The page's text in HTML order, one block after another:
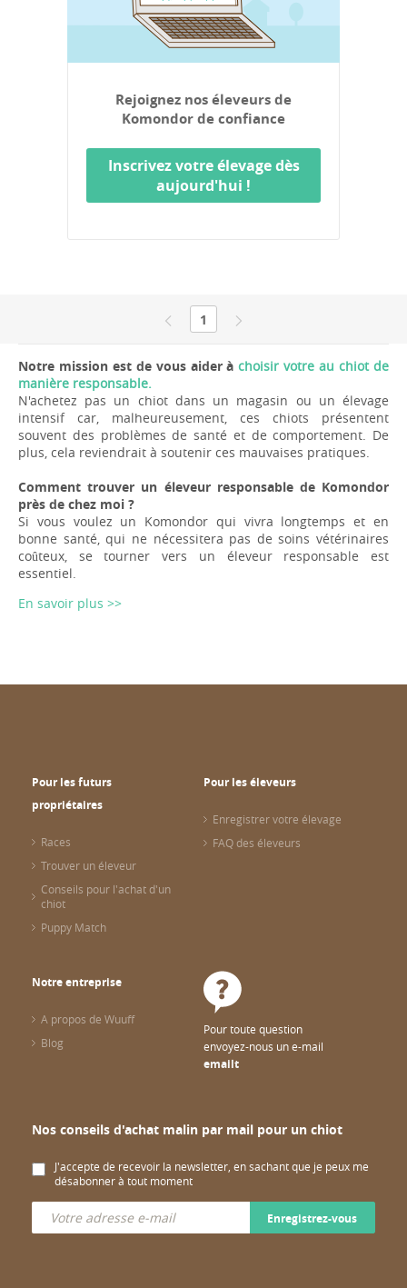
Rejoignez nos éleveurs de
Komondor de confiance
Inscrivez votre élevage dès
aujourd'hui !
1
Notre mission est de vous aider àchoisir votre au chiot de
manière responsable.
N'achetez pas un chiot dans un magasin ou un élevage
intensif car, malheureusement, ces chiots présentent
souvent des problèmes de santé et de comportement. De
plus, cela reviendrait à soutenir ces mauvaises pratiques.
Comment trouver un éleveur responsable de Komondor
près de chez moi ?
Si vous voulez un Komondor qui vivra longtemps et en
bonne santé, qui ne nécessitera pas de soins vétérinaires
coûteux, se tourner vers un éleveur responsable est
essentiel.
En savoir plus >>
Pour les futurs
propriétaires
Races
Trouver un éleveur
Conseils pour l'achat d'un
chiot
Puppy Match
Pour les éleveurs
Enregistrer votre élevage
FAQ des éleveurs
Notre entreprise
A propos de Wuuff
Blog
Pour toute question
envoyez-nous un e-mail
emailt
Nos conseils d'achat malin par mail pour un chiot
J'accepte de recevoir la newsletter, en sachant que je peux me
désabonner à tout moment
Enregistrez-vous